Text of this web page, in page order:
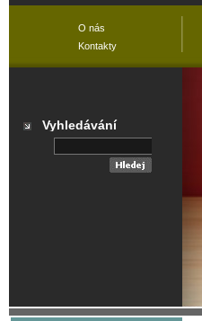
O nás
Kontakty
Vyhledávání